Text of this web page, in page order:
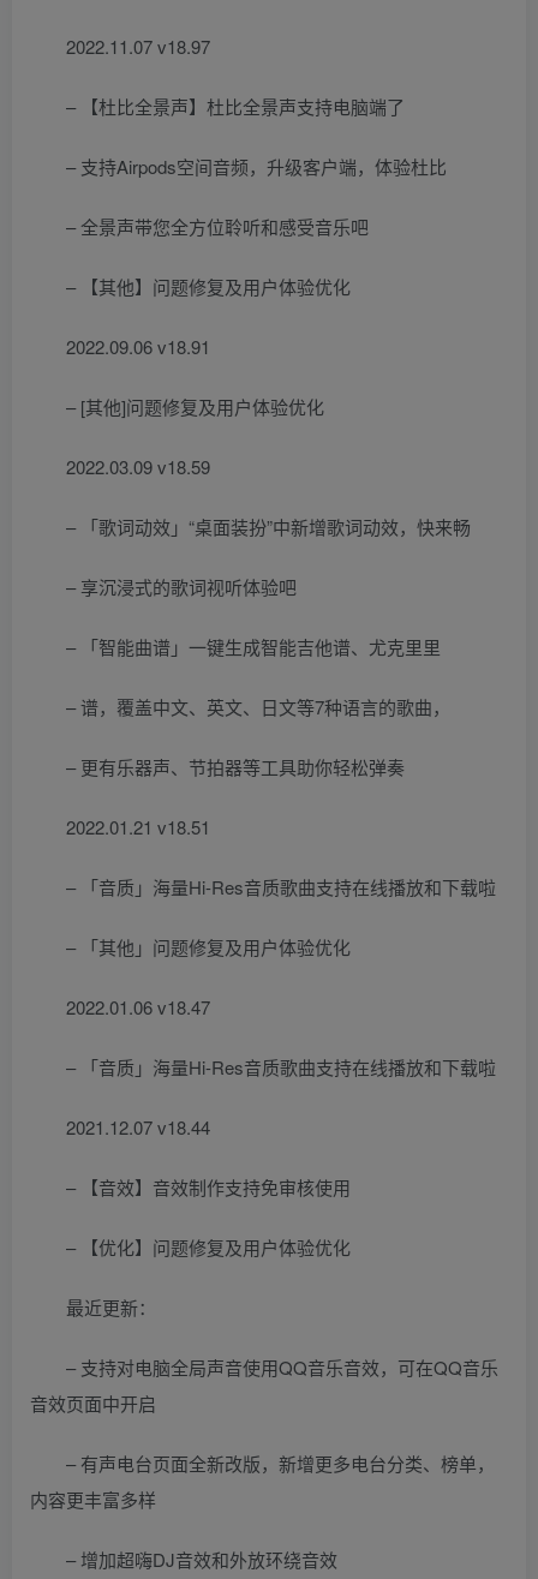
2022.11.07 v18.97
– 【杜比全景声】杜比全景声支持电脑端了
– 支持Airpods空间音频，升级客户端，体验杜比
– 全景声带您全方位聆听和感受音乐吧
– 【其他】问题修复及用户体验优化
2022.09.06 v18.91
– [其他]问题修复及用户体验优化
2022.03.09 v18.59
– 「歌词动效」“桌面装扮”中新增歌词动效，快来畅
– 享沉浸式的歌词视听体验吧
– 「智能曲谱」一键生成智能吉他谱、尤克里里
– 谱，覆盖中文、英文、日文等7种语言的歌曲，
– 更有乐器声、节拍器等工具助你轻松弹奏
2022.01.21 v18.51
– 「音质」海量Hi-Res音质歌曲支持在线播放和下载啦
– 「其他」问题修复及用户体验优化
2022.01.06 v18.47
– 「音质」海量Hi-Res音质歌曲支持在线播放和下载啦
2021.12.07 v18.44
– 【音效】音效制作支持免审核使用
– 【优化】问题修复及用户体验优化
最近更新：
– 支持对电脑全局声音使用QQ音乐音效，可在QQ音乐
音效页面中开启
– 有声电台页面全新改版，新增更多电台分类、榜单，
内容更丰富多样
– 增加超嗨DJ音效和外放环绕音效